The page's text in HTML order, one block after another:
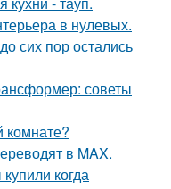
в нулевых.
сих пор остались
советы
комнате?
в MAX.
когда